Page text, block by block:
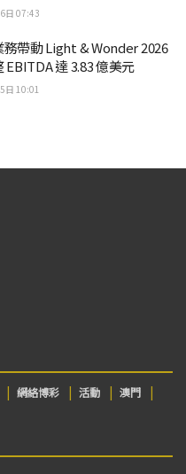
日 07:43
帶動 Light & Wonder 2026
達 3.83 億美元
日 10:01
網絡博彩 活動
澳門